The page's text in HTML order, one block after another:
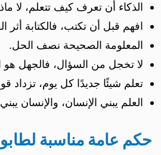
الذكاء أن تعرف كيف تتعلم، لا
افهم قبل أن تكتب، فالكتابة أثر
المعلومة الصحيحة نصف الحل.
لا تخجل من السؤال، فالجهل هو
تعلم شيئًا جديدًا كل يوم، تزداد
العلم يبني الإنسان، والإنسان
حكم عامة مناسبة